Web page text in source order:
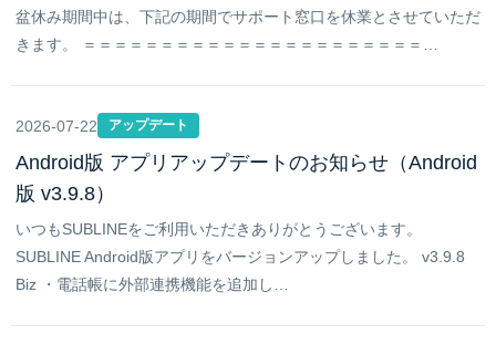
盆休み期間中は、下記の期間でサポート窓口を休業とさせていただ
きます。 ＝＝＝＝＝＝＝＝＝＝＝＝＝＝＝＝＝＝＝＝＝＝…
2026-07-22 アップデート
Android版 アプリアップデートのお知らせ（Android
版 v3.9.8）
いつもSUBLINEをご利用いただきありがとうございます。
SUBLINE Android版アプリをバージョンアップしました。 v3.9.8
Biz ・電話帳に外部連携機能を追加し…